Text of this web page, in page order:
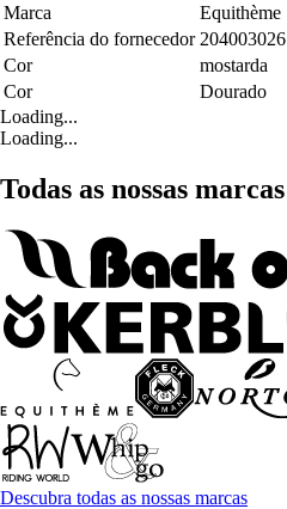
Marca
Equithème
Referência do fornecedor 204003026
Cor
mostarda
Cor
Dourado
Loading...
Loading...
Todas as nossas marcas
Descubra todas as nossas marcas